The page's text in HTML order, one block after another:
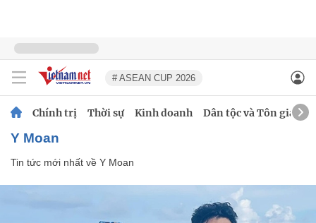
# ASEAN CUP 2026
Chính trị Thời sự Kinh doanh Dân tộc và Tôn giáo
Y Moan
Tin tức mới nhất về Y Moan